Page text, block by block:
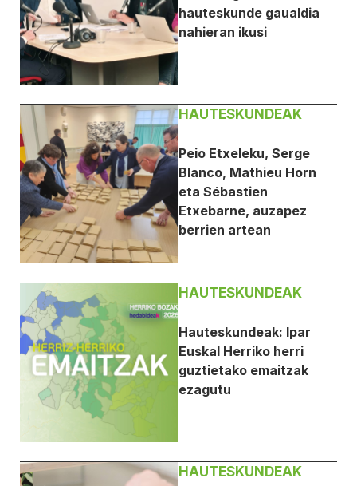
hauteskunde gaualdia
nahieran ikusi
HAUTESKUNDEAK
Peio Etxeleku, Serge
Blanco, Mathieu Horn
eta Sébastien
Etxebarne, auzapez
berrien artean
HAUTESKUNDEAK
Hauteskundeak: Ipar
Euskal Herriko herri
guztietako emaitzak
ezagutu
HAUTESKUNDEAK